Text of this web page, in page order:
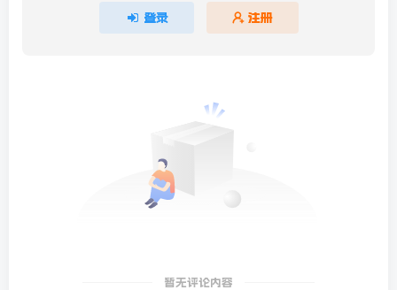
登录 注册
暂无评论内容